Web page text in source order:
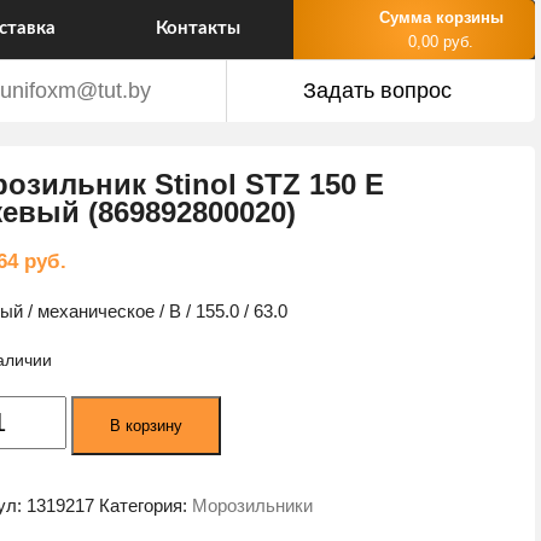
Контакты
Сумма корзины
0,00 руб.
unifoxm@tut.by Задать вопрос
Stinol STZ 150 E
(869892800020)
руб.
/ механическое / B / 155.0 / 63.0
В корзину
1319217 Категория: Морозильники